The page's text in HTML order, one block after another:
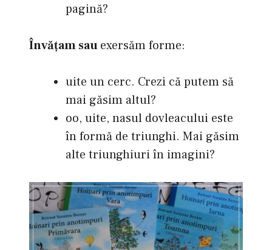
pagină?
Învăţam sauexersăm forme:
uite un cerc. Crezi că putem să
mai găsim altul?
oo, uite, nasul dovleacului este
în formă de triunghi. Mai găsim
alte triunghiuri în imagini?